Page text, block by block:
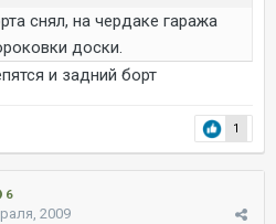
снял, на чердаке гаража
доски.
и задний борт
1
6
2009